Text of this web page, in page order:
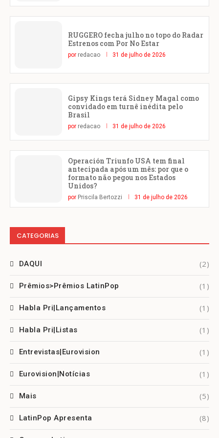
RUGGERO fecha julho no topo do Radar
Estrenos com Por No Estar
por redacao 31 de julho de 2026
Gipsy Kings terá Sidney Magal como
convidado em turnê inédita pelo
Brasil
por redacao 31 de julho de 2026
Operación Triunfo USA tem final
antecipada após um mês: por que o
formato não pegou nos Estados
Unidos?
por Priscila Bertozzi 31 de julho de 2026
CATEGORIAS
DAQUI (2)
Prêmios>Prêmios LatinPop (1)
Habla Pri|Lançamentos (1)
Habla Pri|Listas (1)
Entrevistas|Eurovision (1)
Eurovision|Notícias (1)
Mais (5)
LatinPop Apresenta (8)